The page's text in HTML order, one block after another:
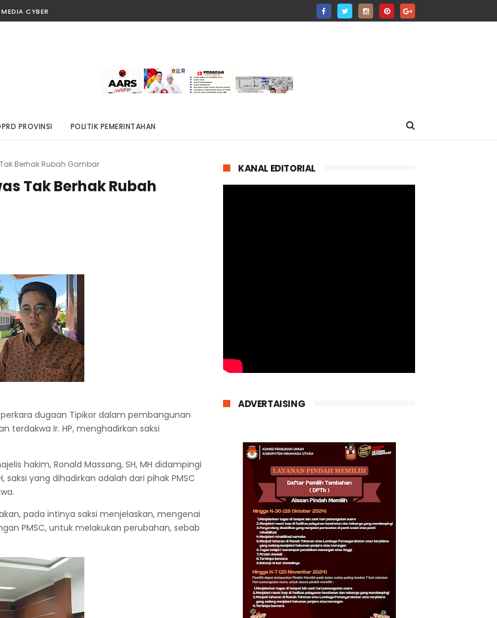
CYBER
PROVINSI POLITIK PEMERINTAHAN
Berhak Rubah Gambar
Tak Berhak Rubah
dugaan Tipikor dalam pembangunan
terdakwa Ir. HP, menghadirkan saksi
hakim, Ronald Massang, SH, MH didampingi
saksi yang dihadirkan adalah dari pihak PMSC
pada intinya saksi menjelaskan, mengenai
PMSC, untuk melakukan perubahan, sebab
KANAL EDITORIAL
ADVERTAISING